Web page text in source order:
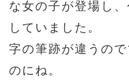
な女の子が登場し
していました。
字の筆跡が違うの
のにね。